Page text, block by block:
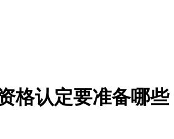
格认定要准备哪些